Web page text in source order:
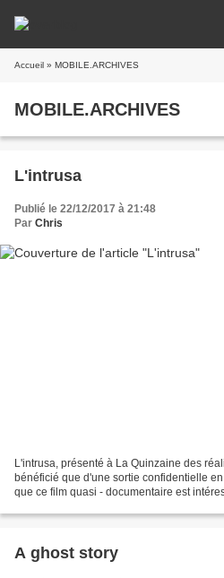
Accueil » MOBILE.ARCHIVES
MOBILE.ARCHIVES
L'intrusa
Publié le 22/12/2017 à 21:48
Par Chris
L'intrusa, présenté à La Quinzaine des
bénéficié que d'une sortie confidentielle
que ce film quasi - documentaire est
A ghost story